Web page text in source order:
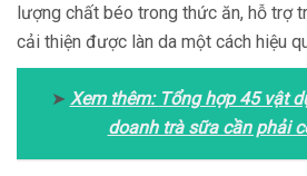
lượng chất béo trong thức ăn, hỗ trợ
cải thiện được làn da một cách hiệu
➤ Xem thêm: Tổng hợp 45 vật
doanh trà sữa cần phải